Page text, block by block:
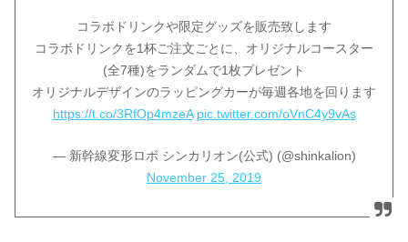
コラボドリンクや限定グッズを販売致します
コラボドリンクを1杯ご注文ごとに、オリジナルコースター
(全7種)をランダムで1枚プレゼント
オリジナルデザインのラッピングカーが毎週各地を回ります
https://t.co/3RfOp4mzeA pic.twitter.com/oVnC4y9vAs
— 新幹線変形ロボ シンカリオン(公式) (@shinkalion)
November 25, 2019